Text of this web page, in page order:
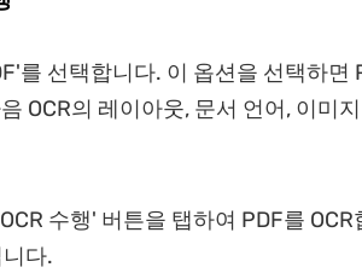
를 선택합니다. 이 옵션을 선택하면
OCR의 레이아웃, 문서 언어, 이미
수행' 버튼을 탭하여 PDF를 OCR
다.